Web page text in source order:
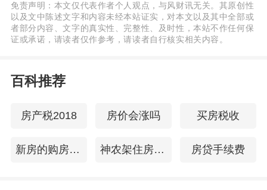
深圳市房地产中介协会认为，得益于9月新政
的精准发力和有效引导，深圳楼市预期得到
改善、市场需求得到有效激活。随着政策效
动，预计2025年四季度深圳楼市的成交量将
深圳的楼市新政对核心区和非核心区实行差
异化调控，对非核心区取消新购套数限制等
免责声明：本文仅代表作者个人观点，与风财讯无关。其原创性
以及文中陈述文字和内容未经本站证实，对本文以及其中全部或
者部分内容、文字的真实性、完整性、及时性，本站不作任何保
证或承诺，请读者仅作参考，请读者自行核实相关内容。
百科推荐
房产税2018 房价会涨吗 买房税收
新房的购房合同 神农架住房公积金查询 房贷手续费